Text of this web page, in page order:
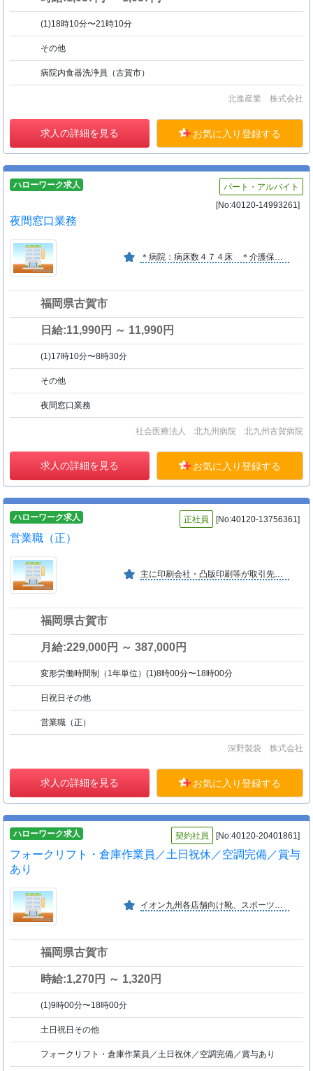
(1)18時10分〜21時10分
その他
病院内食器洗浄員（古賀市）
北進産業 株式会社
求人の詳細を見る お気に入り登録する
ハローワーク求人
パート・アルバイト
[No:40120-14993261]
夜間窓口業務
＊病院：病床数４７４床 ＊介護保険施設：北九州古賀病院介護医療院 １２０名 ／ 療養型病院として、地域に根ざした医療を支えられる人材育成に力を注いでいます。
福岡県古賀市
日給:11,990円 ～ 11,990円
(1)17時10分〜8時30分
その他
夜間窓口業務
社会医療法人 北九州病院 北九州古賀病院
求人の詳細を見る お気に入り登録する
ハローワーク求人 正社員 [No:40120-13756361]
営業職（正）
主に印刷会社・凸版印刷等が取引先にあります。職場は経験が長い方がいますので、安心して働くことができます。福利厚生面は社内旅行などもあります。
福岡県古賀市
月給:229,000円 ～ 387,000円
変形労働時間制（1年単位）(1)8時00分〜18時00分
日祝日その他
営業職（正）
深野製袋 株式会社
求人の詳細を見る お気に入り登録する
ハローワーク求人 契約社員 [No:40120-20401861]
フォークリフト・倉庫作業員／土日祝休／空調完備／賞与
あり
イオン九州各店舗向け靴、スポーツ用品や大手医療商社の商品を幅広く扱う信頼の物流会社です。令和６年完成の大型物流倉庫を保有し、自動ピッキングロボットで効率的な作業を実現しています。
福岡県古賀市
時給:1,270円 ～ 1,320円
(1)9時00分〜18時00分
土日祝日その他
フォークリフト・倉庫作業員／土日祝休／空調完備／賞与あり